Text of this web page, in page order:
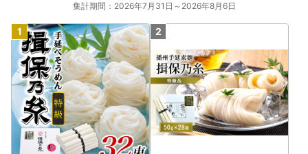
集計期間：2026年7月31日～2026年8月6日